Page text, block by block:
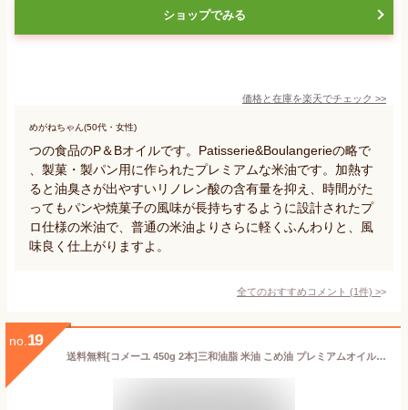
ショップでみる
価格と在庫を楽天でチェック >>
めがねちゃん(50代・女性)
つの食品のP＆Bオイルです。Patisserie&Boulangerieの略で
、製菓・製パン用に作られたプレミアムな米油です。加熱す
ると油臭さが出やすいリノレン酸の含有量を抑え、時間がた
ってもパンや焼菓子の風味が長持ちするように設計されたプ
ロ仕様の米油で、普通の米油よりさらに軽くふんわりと、風
味良く仕上がりますよ。
全てのおすすめコメント (1件) >
no. 19
送料無料[コメーユ 450g 2本]三和油脂 米油 こめ油 プレミアムオイル 無添加 溶剤等不使用 圧搾搾油 蒸気精製 国産 圧搾 国産米糠 国産米ぬか まいにちのこめ油 サンワ 三和油脂 油 健康 オリザノール ビタミンE みづほ 京のおだし 揚げ油 天ぷら油 健康油 毎日こめ油